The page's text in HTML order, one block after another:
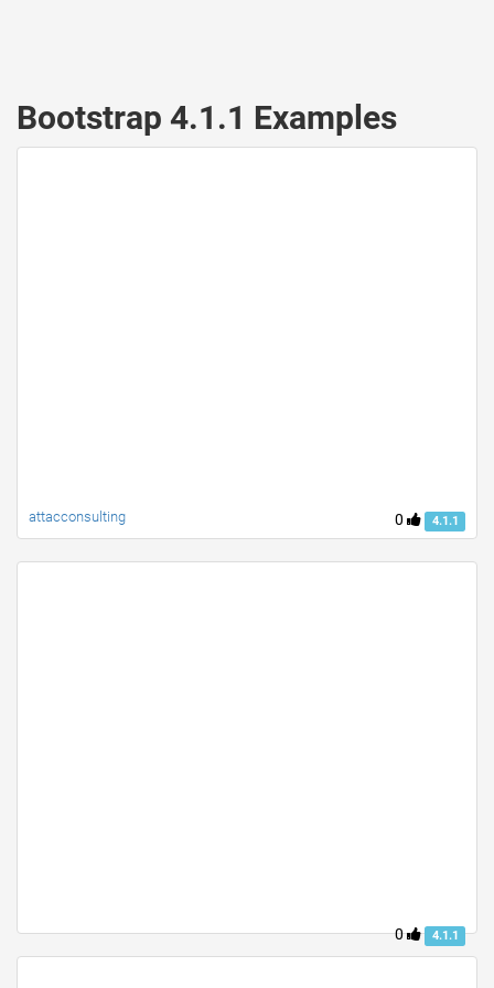
Bootstrap 4.1.1 Examples
0 4.1.1
attacconsulting
0 4.1.1